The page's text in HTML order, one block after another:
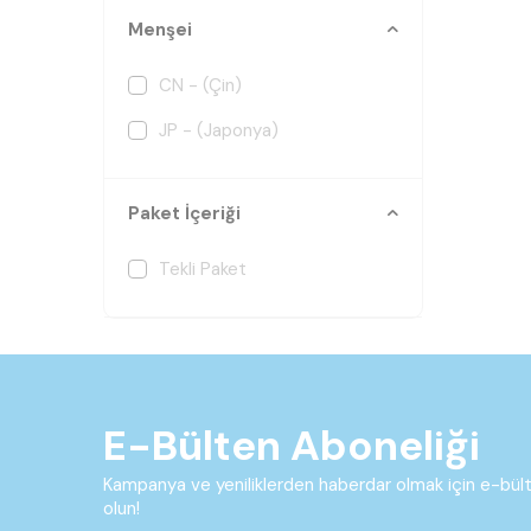
Menşei
CN - (Çin)
JP - (Japonya)
Paket İçeriği
Tekli Paket
E-Bülten Aboneliği
Kampanya ve yeniliklerden haberdar olmak için e-
olun!